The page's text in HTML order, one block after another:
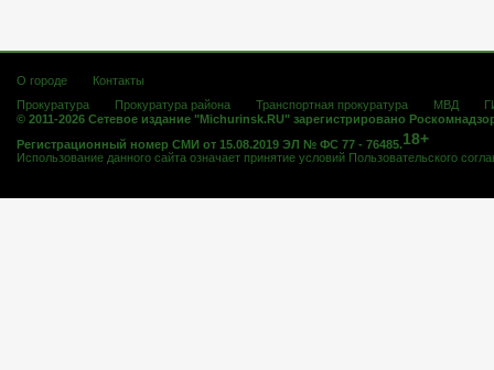
О городе
Контакты
Прокуратура
Прокуратура района Транспортная прокуратура МВД
© 2011-2026 Сетевое издание "Michurinsk.RU" зарегистрировано
Регистрационный номер СМИ от 15.08.2019 ЭЛ № ФС 77 - 76485.18+
Использование данного сайта означает принятие условий Пользовательского